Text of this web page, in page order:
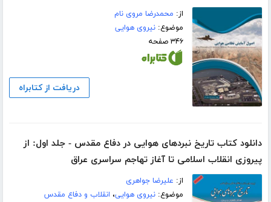
از: محمدرضا مروی نام
موضوع:نیروی هوایی
۳۴۶ صفحه
دریافت از کتابراه
دانلود کتاب تاریخ نبردهای هوایی در دفاع مقدس - جلد اول: از
پیروزی انقلاب اسلامی تا آغاز تهاجم سراسری عراق
از: علیرضا جواهری
موضوع:نیروی هوایی، انقلاب و دفاع مقدس